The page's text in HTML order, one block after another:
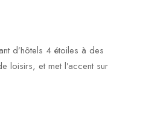
d’hôtels 4 étoiles à des
loisirs, et met l’accent sur